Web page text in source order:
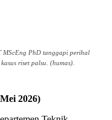
MScEng PhD tanggapi perihal
riset palsu. (humas).
2026)